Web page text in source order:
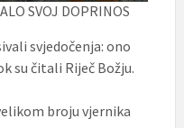
SVOJ DOPRINOS
svjedočenja: ono
su čitali Riječ Božju.
broju vjernika